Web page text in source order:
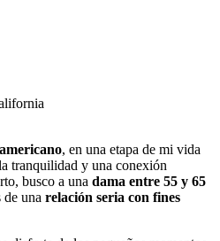
, en una etapa de mi vida
tranquilidad y una conexión
busco a una dama entre 55 y 65
de una relación seria con fines